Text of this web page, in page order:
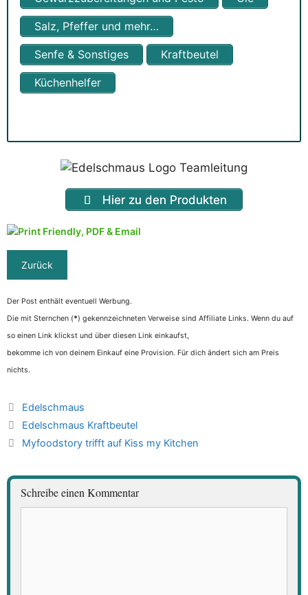
Salz, Pfeffer und mehr…
Senfe & Sonstiges Kraftbeutel
Küchenhelfer
Hier zu den Produkten
Der Post enthält eventuell Werbung.
Die mit Sternchen (*) gekennzeichneten Verweise sind Affiliate Links. Wenn du auf
so einen Link klickst und über diesen Link einkaufst,
bekomme ich von deinem Einkauf eine Provision. Für dich ändert sich am Preis
nichts.
Kategorien
Edelschmaus
Edelschmaus Kraftbeutel
Myfoodstory trifft auf Kiss my Kitchen
Schreibe einen Kommentar